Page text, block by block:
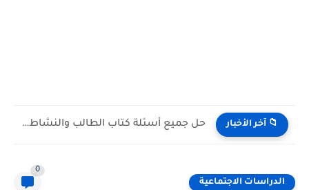
📁 آخر الأخبار حل جميع أسئلة كتاب الطالب والنشاط في الاحياء للصف العاشر...
الدراسات الاجتماعية
0